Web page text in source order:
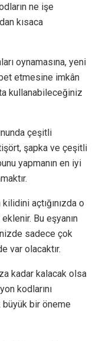
ne işe
kısaca
oynamasına, yeni
etmesine imkân
kullanabileceğiniz
çeşitli
şapka ve çeşitli
yapmanın en iyi
açtığınızda o
Bu eşyanın
sadece çok
var olacaktır.
kadar kalacak olsa
kodlarını
büyük bir öneme